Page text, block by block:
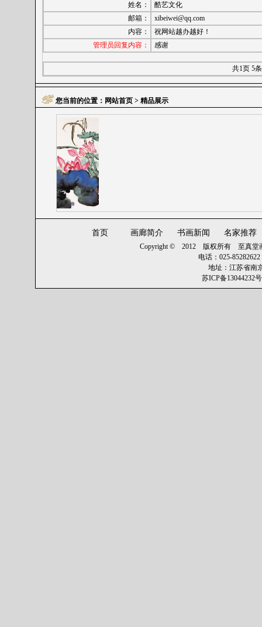
姓名：
酷艺文化
邮箱：
xibeiwei@qq.com
内容：
祝网站越办越好！
管理员回复内容：
感谢
共1页 5
您当前的位置： 网站首页 > 精品展示
首页 画廊简介 书画新闻 名家推荐
Copyright © 2012 版权所有 至真堂
电话：025-
地址：江苏省南
苏ICP备13044232